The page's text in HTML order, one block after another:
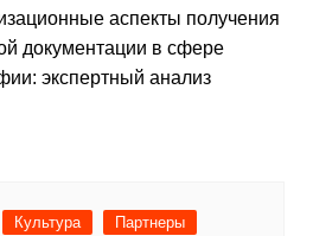
Культура
Партнеры